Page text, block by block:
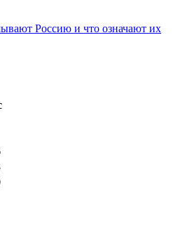
Россию и что означают их